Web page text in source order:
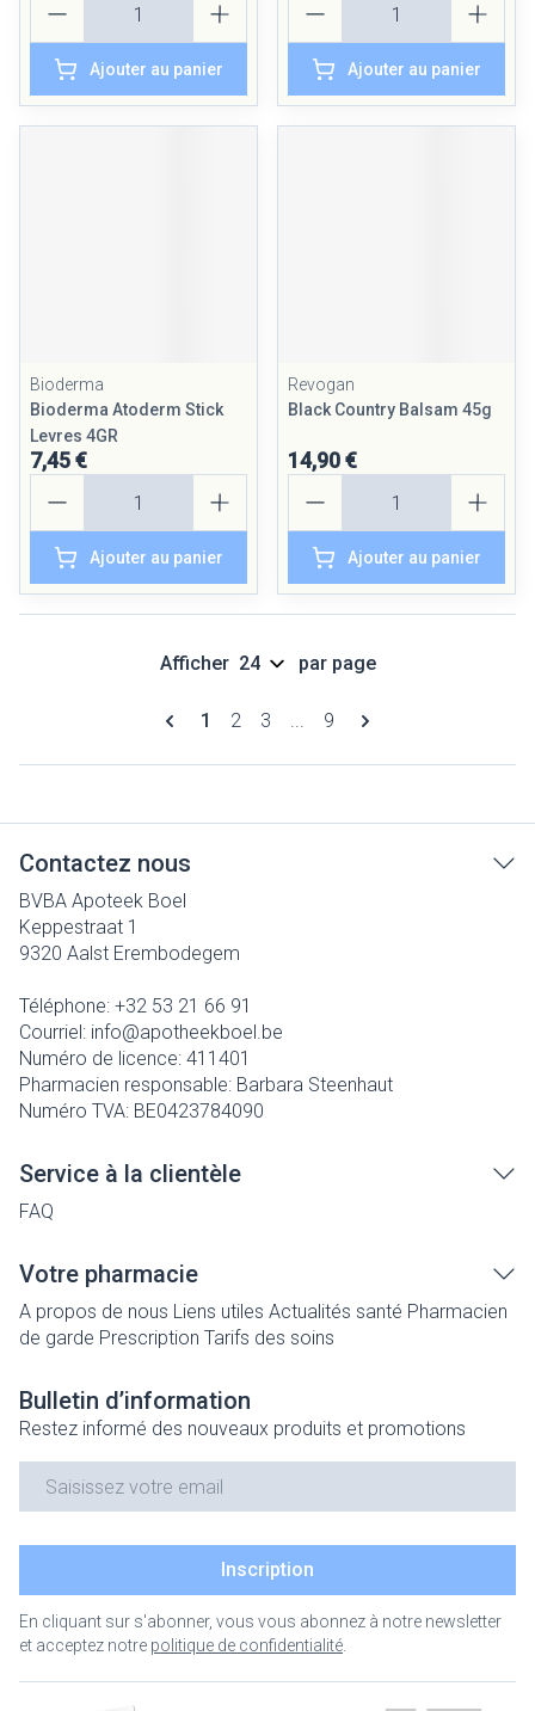
Ajouter au panier Ajouter au panier
Bioderma
Bioderma Atoderm Stick
Levres 4GR
7,45 €
Ajouter au panier
Revogan
Black Country Balsam 45g
14,90 €
Ajouter au panier
Pages
Vous lisez actuellement la page
1 Page
2 Page
3 ... Page
9
Afficher par page
Contactez nous
BVBA Apoteek Boel
Keppestraat 1
9320 Aalst Erembodegem
Téléphone: +32 53 21 66 91
Courriel: info@apotheekboel.be
Numéro de licence: 411401
Pharmacien responsable: Barbara Steenhaut
Numéro TVA: BE0423784090
Service à la clientèle
FAQ
Votre pharmacie
A propos de nous Liens utiles Actualités santé Pharmacien
de garde Prescription Tarifs des soins
Bulletin d’information
Restez informé des nouveaux produits et promotions
Inscription
En cliquant sur s'abonner, vous vous abonnez à notre newsletter
et acceptez notre politique de confidentialité